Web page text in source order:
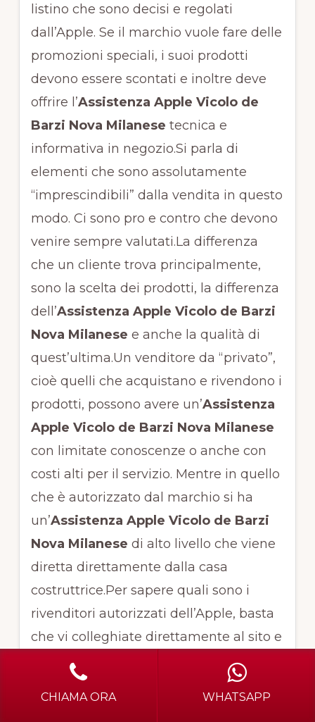
listino che sono decisi e regolati
dall’Apple. Se il marchio vuole fare delle
promozioni speciali, i suoi prodotti
devono essere scontati e inoltre deve
offrire l’Assistenza Apple Vicolo de
Barzi Nova Milanese tecnica e
informativa in negozio.Si parla di
elementi che sono assolutamente
“imprescindibili” dalla vendita in questo
modo. Ci sono pro e contro che devono
venire sempre valutati.La differenza
che un cliente trova principalmente,
sono la scelta dei prodotti, la differenza
dell’Assistenza Apple Vicolo de Barzi
Nova Milanese e anche la qualità di
quest’ultima.Un venditore da “privato”,
cioè quelli che acquistano e rivendono i
prodotti, possono avere un’Assistenza
Apple Vicolo de Barzi Nova Milanese
con limitate conoscenze o anche con
costi alti per il servizio. Mentre in quello
che è autorizzato dal marchio si ha
un’Assistenza Apple Vicolo de Barzi
Nova Milanese di alto livello che viene
diretta direttamente dalla casa
costruttrice.Per sapere quali sono i
rivenditori autorizzati dell’Apple, basta
che vi colleghiate direttamente al sito e
selezionate la vostra provincia di
residenza.
Assistenza Apple Vicolo
CHIAMA ORA WHATSAPP